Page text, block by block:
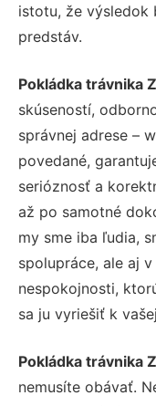
istotu, že výsledok
predstáv.
Pokládka trávnika
skúseností,
správnej adrese –
povedané,
serióznosť a
až po samotné
my sme iba ľudia,
spolupráce, ale aj
nespokojnosti,
sa ju vyriešiť k
Pokládka trávnika
nemusíte obávať.